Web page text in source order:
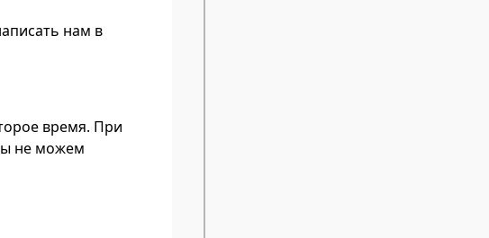
нам в
время. При
не можем